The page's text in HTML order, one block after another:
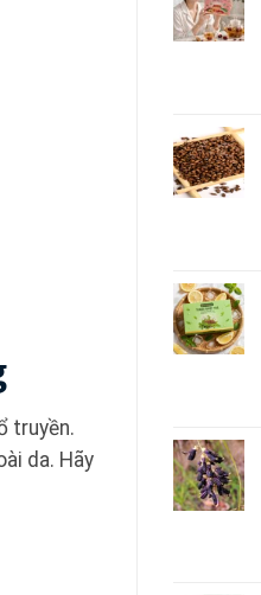
truyền.
da. Hãy